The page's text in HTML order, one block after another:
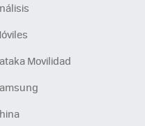
Movilidad